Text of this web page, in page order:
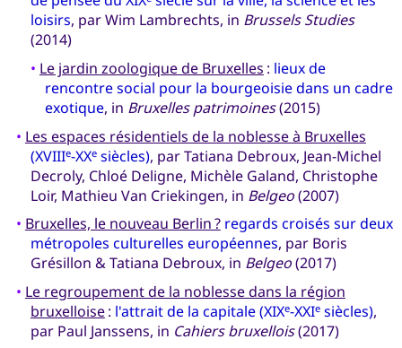
loisirs, par Wim Lambrechts, in Brussels Studies
(2014)
• Le jardin zoologique de Bruxelles : lieux de
rencontre social pour la bourgeoisie dans un cadre
exotique, in Bruxelles patrimoines(2015)
• Les espaces résidentiels de la noblesse à Bruxelles
(XVIIIe-XXesiècles), par Tatiana Debroux, Jean-Michel
Decroly, Chloé Deligne, Michèle Galand, Christophe
Loir, Mathieu Van Criekingen, in Belgeo(2007)
• Bruxelles, le nouveau Berlin ? regards croisés sur deux
métropoles culturelles européennes, par Boris
Grésillon & Tatiana Debroux, in Belgeo(2017)
• Le regroupement de la noblesse dans la région
bruxelloise: l'attrait de la capitale (XIXe-XXIesiècles),
par Paul Janssens, in Cahiers bruxellois(2017)